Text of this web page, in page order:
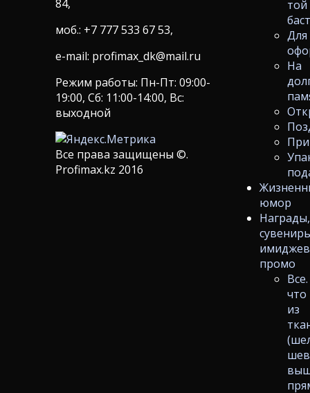
той
Для
На
юмор
Награды,
промо
Все.
что
из
84,
моб.: +7 777 533 67 53,
e-mail: profimax_dk@mail.ru
Режим работы: Пн-Пт: 09:00-
19:00, Сб: 11:00-14:00, Вс:
выходной
Все права защищены ©.
Profimax.kz 2016